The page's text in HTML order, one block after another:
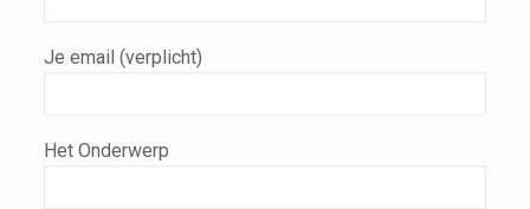
Je email (verplicht)
Het Onderwerp